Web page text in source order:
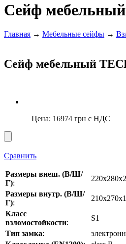
Сейф
Главная → Мебельные сейфы →
Сейф мебельный
Цена: 16974 грн с НДС
Сравнить
Размеры внеш. (В/Ш/
Г):
Размеры внутр. (В/Ш/
Г):
Класс
взломостойкости:
S1
Тип замка: